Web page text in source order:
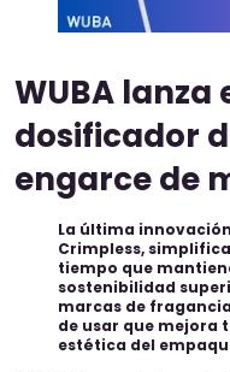
WUBA
dosificador
engarce de
La última
Crimpless,
tiempo que
sostenibilidad
marcas de
de usar que mejora
estética del